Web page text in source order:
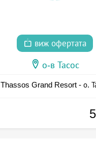
виж офертата
о-в Тасос
Thassos Grand Resort - о.